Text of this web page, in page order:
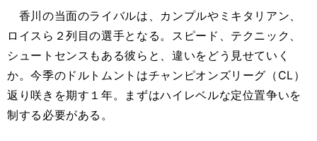
香川の当面のライバルは、カンプルやミキタリアン、
ロイスら２列目の選手となる。スピード、テクニック、
シュートセンスもある彼らと、違いをどう見せていく
か。今季のドルトムントはチャンピオンズリーグ（CL）
返り咲きを期す１年。まずはハイレベルな定位置争いを
制する必要がある。